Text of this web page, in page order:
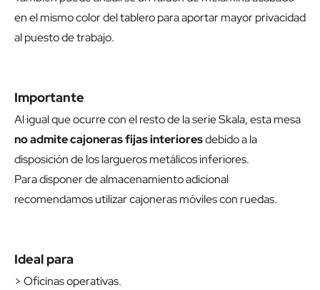
en el mismo color del tablero para aportar mayor privacidad
al puesto de trabajo.
Importante
Al igual que ocurre con el resto de la serie Skala, esta mesa
no admite cajoneras fijas interioresdebido a la
disposición de los largueros metálicos inferiores.
Para disponer de almacenamiento adicional
recomendamos utilizar cajoneras móviles con ruedas.
Ideal para
> Oficinas operativas.